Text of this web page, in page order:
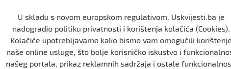
Borisa Horvata za zajedničkog kandidata
Kladuša, u iskazanom jedinstvu i pozitivnoj
da se postigne dogovor oko zajedničkog
U skladu s novom europskom regulativom, Uskvijesti.ba je
nadogradio politiku privatnosti i korištenja kolačića (Cookies).
Kolačiće upotrebljavamo kako bismo vam omogućili
naše online usluge, što bolje korisničko iskustvo i
našeg portala, prikaz reklamnih sadržaja i ostale